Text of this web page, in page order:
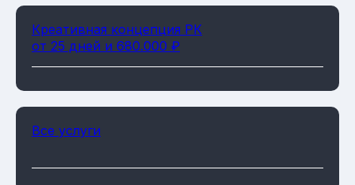
Креативная концепция РК
от 25 дней и 680.000 ₽
Все услуги